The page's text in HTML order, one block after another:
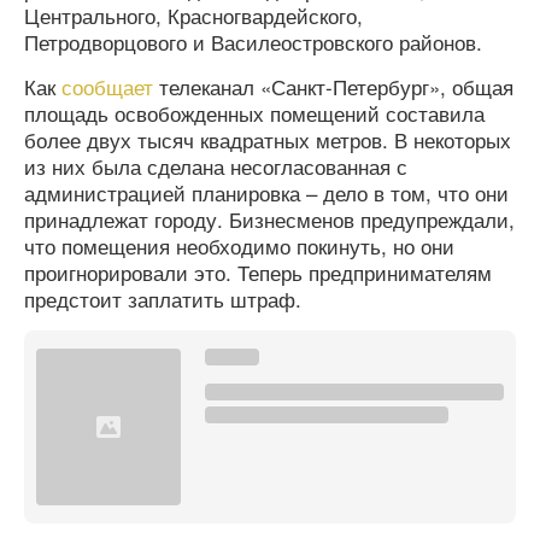
Центрального, Красногвардейского,
Петродворцового и Василеостровского районов.
Каксообщает телеканал «Санкт-Петербург», общая
площадь освобожденных помещений составила
более двух тысяч квадратных метров. В некоторых
из них была сделана несогласованная с
администрацией планировка – дело в том, что они
принадлежат городу. Бизнесменов предупреждали,
что помещения необходимо покинуть, но они
проигнорировали это. Теперь предпринимателям
предстоит заплатить штраф.